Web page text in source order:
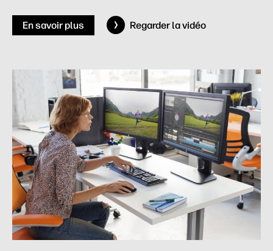
En savoir plus Regarder la vidéo